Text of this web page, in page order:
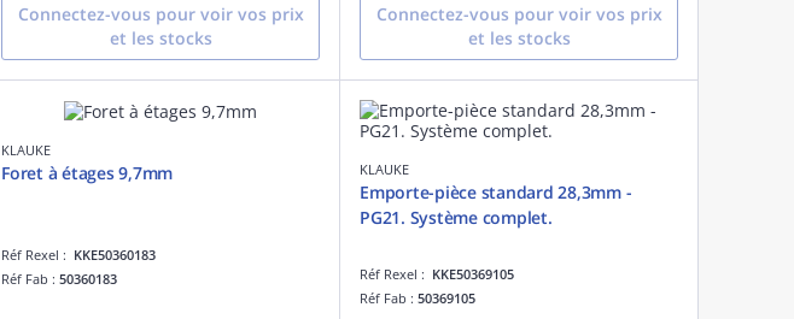
Connectez-vous pour voir vos prix
et les stocks
Connectez-vous pour voir vos prix
et les stocks
KLAUKE
Foret à étages 9,7mm
Réf Rexel : KKE50360183
Réf Fab : 50360183
KLAUKE
Emporte-pièce standard 28,3mm -
PG21. Système complet.
Réf Rexel : KKE50369105
Réf Fab : 50369105